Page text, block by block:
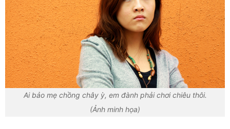
Ai bảo mẹ chồng chây ỳ, em đành phải chơi chiêu thôi.
(Ảnh minh họa)